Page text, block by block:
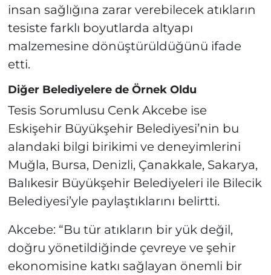
insan sağlığına zarar verebilecek atıkların
tesiste farklı boyutlarda altyapı
malzemesine dönüştürüldüğünü ifade
etti.
Diğer Belediyelere de Örnek Oldu
Tesis Sorumlusu Cenk Akcebe ise
Eskişehir Büyükşehir Belediyesi’nin bu
alandaki bilgi birikimi ve deneyimlerini
Muğla, Bursa, Denizli, Çanakkale, Sakarya,
Balıkesir Büyükşehir Belediyeleri ile Bilecik
Belediyesi’yle paylaştıklarını belirtti.
Akcebe: “Bu tür atıkların bir yük değil,
doğru yönetildiğinde çevreye ve şehir
ekonomisine katkı sağlayan önemli bir